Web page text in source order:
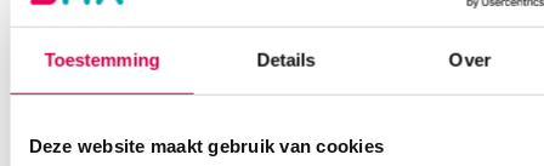
Toestemming Details Over
Deze website maakt gebruik van cookies